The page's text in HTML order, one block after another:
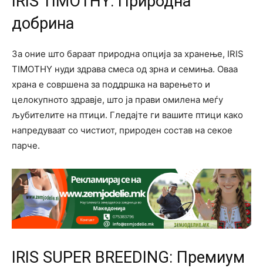
добрина
За оние што бараат природна опција за хранење, IRIS
TIMOTHY нуди здрава смеса од зрна и семиња. Оваа
храна е совршена за поддршка на варењето и
целокупното здравје, што ја прави омилена меѓу
љубителите на птици. Гледајте ги вашите птици како
напредуваат со чистиот, природен состав на секое
парче.
IRIS SUPER BREEDING: Премиум